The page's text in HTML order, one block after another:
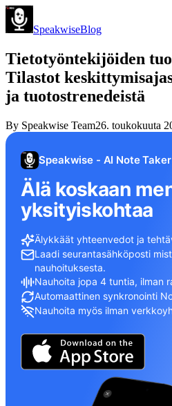
SpeakwiseBlog
Tietotyöntekijöiden
Tilastot
ja tuotostrenedeistä
By Speakwise Team26. toukokuuta
Speakwise - AI Note Taker
Älä koskaan
yksityiskohtaa
Älykkäät yhteenvedot ja
Laadi seurantasähköposti
nauhoituksesta.
Nauhoita jopa 4 tuntia, ilman
Automaattinen synkronointi
Nauhoita myös ilman